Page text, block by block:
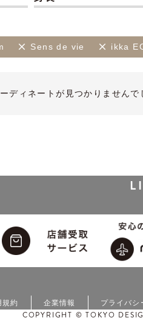
Sens de vie ikka
ディネートが見つかりませんで
規約 企業情報 プライバシ
COPYRIGHT © TOKYO